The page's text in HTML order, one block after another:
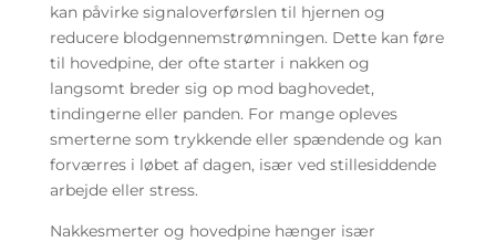
kan påvirke signaloverførslen til hjernen og
reducere blodgennemstrømningen. Dette kan føre
til hovedpine, der ofte starter i nakken og
langsomt breder sig op mod baghovedet,
tindingerne eller panden. For mange opleves
smerterne som trykkende eller spændende og kan
forværres i løbet af dagen, især ved stillesiddende
arbejde eller stress.
Nakkesmerter og hovedpine hænger især